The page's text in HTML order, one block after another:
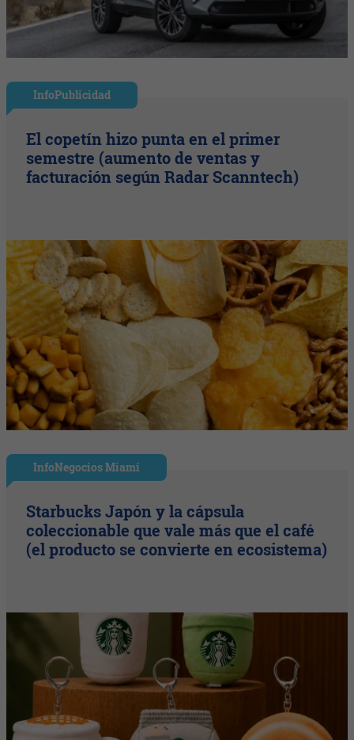
InfoPublicidad
El copetín hizo punta en el primer
semestre (aumento de ventas y
facturación según Radar Scanntech)
InfoNegocios Miami
Starbucks Japón y la cápsula
coleccionable que vale más que el café
(el producto se convierte en ecosistema)